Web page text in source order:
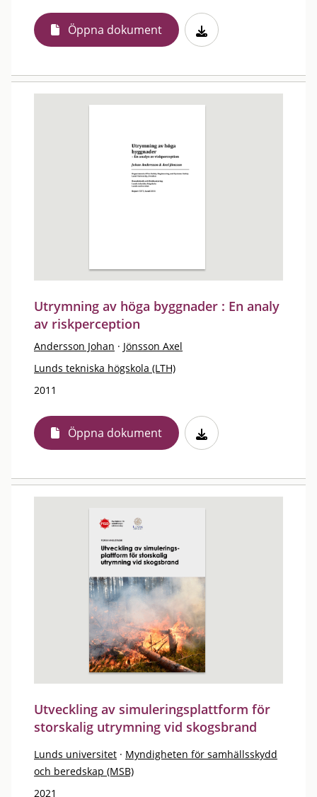
Öppna dokument
Utrymning av höga byggnader : En analy
av riskperception
Andersson Johan · Jönsson Axel
Lunds tekniska högskola (LTH)
2011
Öppna dokument
Utveckling av simuleringsplattform för
storskalig utrymning vid skogsbrand
Lunds universitet · Myndigheten för samhällsskydd
och beredskap (MSB)
2021